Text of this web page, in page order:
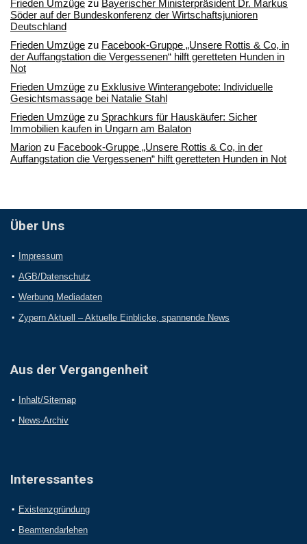
Frieden Umzüge zu Bayerischer Ministerpräsident Dr. Markus
Söder auf der Bundeskonferenz der Wirtschaftsjunioren
Deutschland
Frieden Umzüge zu Facebook-Gruppe „Unsere Rottis & Co, in
der Auffangstation die Vergessenen“ hilft geretteten Hunden in
Not
Frieden Umzüge zu Exklusive Winterangebote: Individuelle
Gesichtsmassage bei Natalie Stahl
Frieden Umzüge zu Sprachkurs für Hauskäufer: Sicher
Immobilien kaufen in Ungarn am Balaton
Marion zu Facebook-Gruppe „Unsere Rottis & Co, in der
Auffangstation die Vergessenen“ hilft geretteten Hunden in Not
Über Uns
Impressum
AGB/Datenschutz
Werbung Mediadaten
Zypern Aktuell – Aktuelle Einblicke, spannende News
Aus der Vergangenheit
Inhalt/Sitemap
News-Archiv
Interessantes
Existenzgründung
Beamtendarlehen